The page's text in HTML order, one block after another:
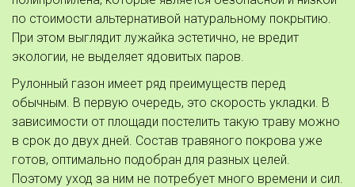
по стоимости альтернативой натуральному покрытию.
При этом выглядит лужайка эстетично, не вредит
экологии, не выделяет ядовитых паров.
Рулонный газон имеет ряд преимуществ перед
обычным. В первую очередь, это скорость укладки. В
зависимости от площади постелить такую траву можно
в срок до двух дней. Состав травяного покрова уже
готов, оптимально подобран для разных целей.
Поэтому уход за ним не потребует много времени и сил.